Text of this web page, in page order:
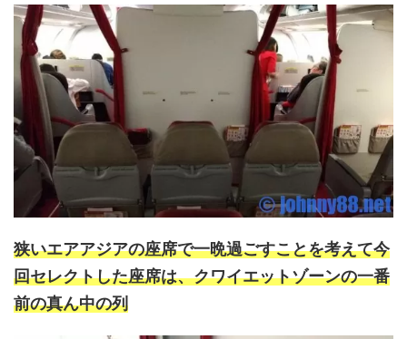
狭いエアアジアの座席で一晩過ごすことを考えて今
回セレクトした座席は、クワイエットゾーンの一番
前の真ん中の列